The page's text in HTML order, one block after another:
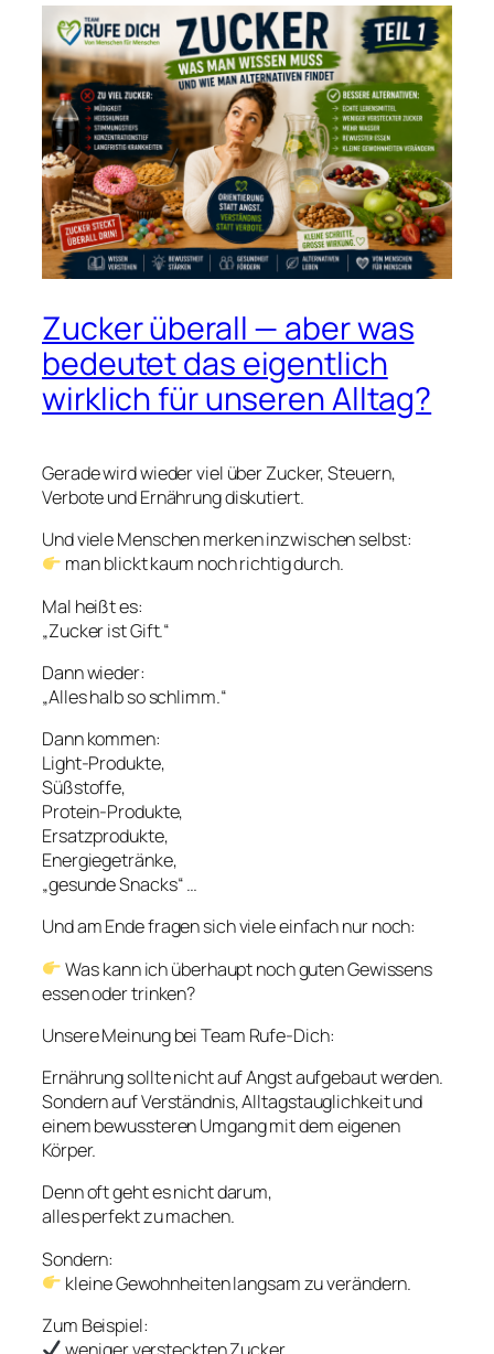
Zucker überall — aber was
bedeutet das eigentlich
wirklich für unseren Alltag?
Gerade wird wieder viel über Zucker, Steuern,
Verbote und Ernährung diskutiert.
Und viele Menschen merken inzwischen selbst:
man blickt kaum noch richtig durch.
Mal heißt es:
„Zucker ist Gift.“
Dann wieder:
„Alles halb so schlimm.“
Dann kommen:
Light-Produkte,
Süßstoffe,
Protein-Produkte,
Ersatzprodukte,
Energiegetränke,
„gesunde Snacks“ …
Und am Ende fragen sich viele einfach nur noch:
Was kann ich überhaupt noch guten Gewissens
essen oder trinken?
Unsere Meinung bei Team Rufe-Dich:
Ernährung sollte nicht auf Angst aufgebaut werden.
Sondern auf Verständnis, Alltagstauglichkeit und
einem bewussteren Umgang mit dem eigenen
Körper.
Denn oft geht es nicht darum,
alles perfekt zu machen.
Sondern:
kleine Gewohnheiten langsam zu verändern.
Zum Beispiel: